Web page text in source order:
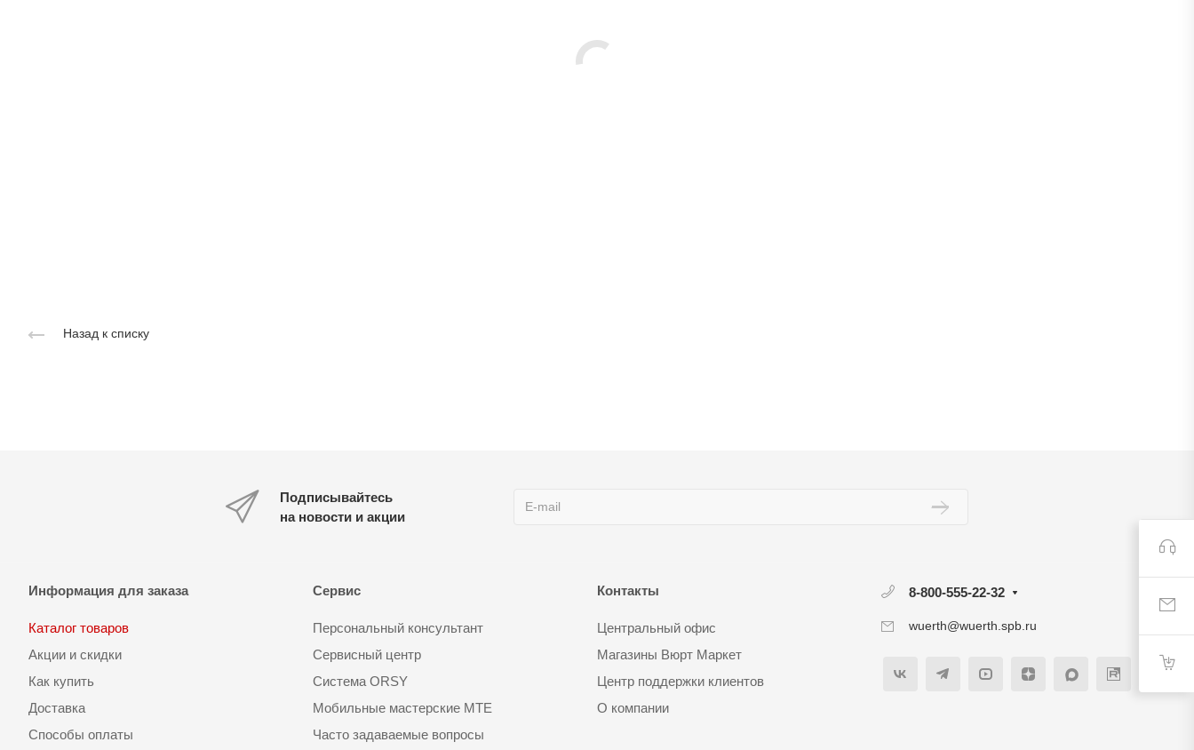
Назад к списку
Подписывайтесь
на новости и акции
Информация для заказа
Каталог товаров
Акции и скидки
Как купить
Доставка
Способы оплаты
Сервис
Персональный консультант
Сервисный центр
Система ORSY
Мобильные мастерские MTE
Часто задаваемые вопросы
Контакты
Центральный офис
Магазины Вюрт Маркет
Центр поддержки клиентов
О компании
8-800-555-22-32
wuerth@wuerth.spb.ru